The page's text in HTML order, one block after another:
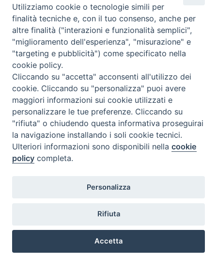
Piazza Mario Dottori, 14
02047 Poggio Mirteto (Rieti)
diocesi@diocesisabina.it
Preferenze Cookie
Utilizziamo cookie o tecnologie simili per
finalità tecniche e, con il tuo consenso, anche per
altre finalità ("interazioni e funzionalità semplici",
"miglioramento dell'esperienza", "misurazione" e
"targeting e pubblicità") come specificato nella
cookie policy.
Cliccando su "accetta" acconsenti all'utilizzo dei
cookie. Cliccando su "personalizza" puoi avere
maggiori informazioni sui cookie utilizzati e
personalizzare le tue preferenze. Cliccando su
"rifiuta" o chiudendo questa informativa proseguirai
la navigazione installando i soli cookie tecnici.
Ulteriori informazioni sono disponibili nellacookie
policy completa.
Personalizza
Rifiuta
Accetta